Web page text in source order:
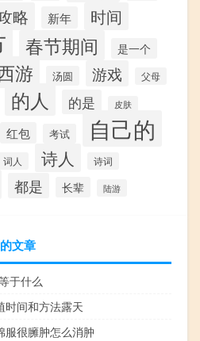
略 新年 时间
春节期间 是一个
游 汤圆 游戏 父母
的人 的是 皮肤
红包 考试 自己的
词人 诗人 诗词
都是 长辈 陆游
文章
于什么
时间和方法露天
服很臃肿怎么消肿